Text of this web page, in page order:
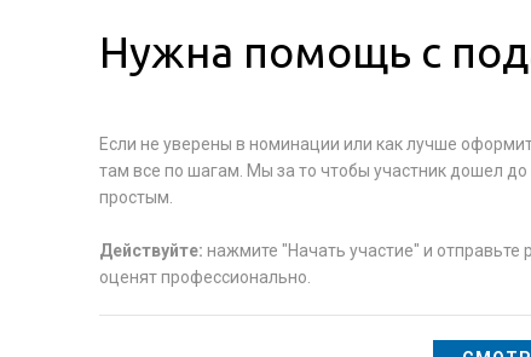
Нужна помощь с
Если не уверены в номинации или как лучше
там все по шагам. Мы за то чтобы участник дошел
простым.
Действуйте: нажмите "Начать участие" и отправьте
оценят профессионально.